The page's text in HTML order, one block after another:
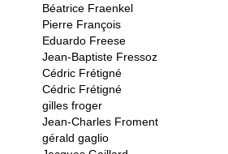
Béatrice Fraenkel
Pierre François
Eduardo Freese
Jean-Baptiste Fressoz
Cédric Frétigné
Cédric Frétigné
gilles froger
Jean-Charles Froment
gérald gaglio